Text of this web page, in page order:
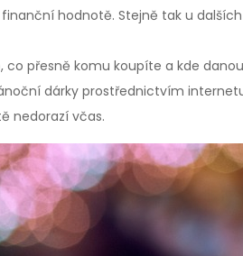
hodnotě. Stejně tak u
co přesně komu koupíte a kde
dárky prostřednictvím
nedorazí včas.